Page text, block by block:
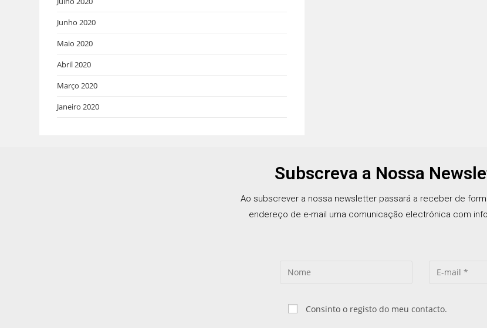
Junho 2020
Maio 2020
Abril 2020
Março 2020
Janeiro 2020
Subscreva a Nossa
Ao subscrever a nossa newsletter passará a receber de
endereço de e-mail uma comunicação electrónica com
Consinto o registo do meu contacto.